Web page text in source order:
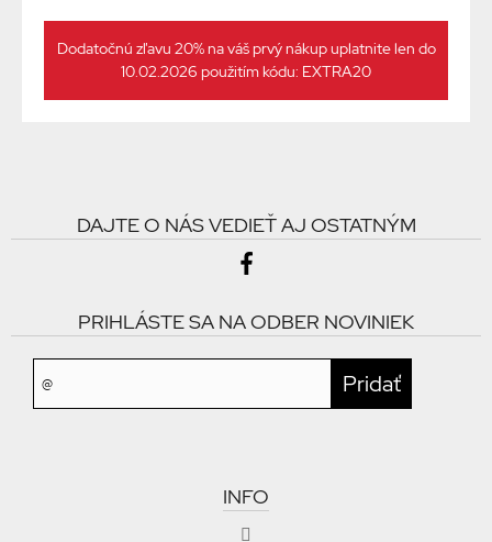
Dodatočnú zľavu 20% na váš prvý nákup uplatnite len do
10.02.2026 použitím kódu: EXTRA20
DAJTE O NÁS VEDIEŤ AJ OSTATNÝM
PRIHLÁSTE SA NA ODBER NOVINIEK
INFO